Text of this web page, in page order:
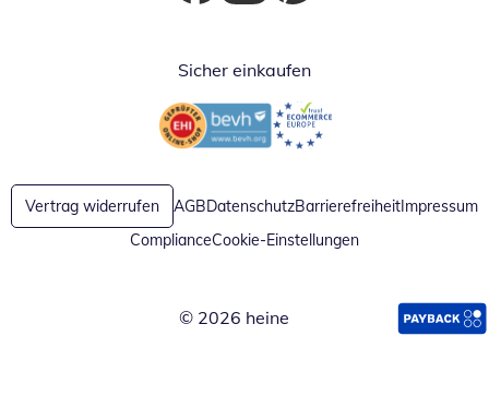
Öffnet in neuem Fenster
Öffnet in neuem Fenster
Öffnet in neuem Fenster
Sicher einkaufen
Öffnet in neuem FensterÖffnet in neuem Fenster
Vertrag widerrufen AGBDatenschutzBarrierefreiheitImpressum
ComplianceCookie-Einstellungen
© 2026 heine